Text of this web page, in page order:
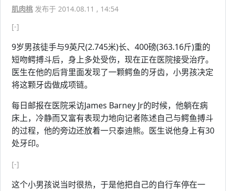
肌肉桃 发布于 2014.08.11 , 14:54
[-]
9岁男孩徒手与9英尺(2.745米)长、400磅(363.16斤)重的
短吻鳄搏斗后，身上多处受伤，现在正在医院接受治疗。
医生在他的后背里面发现了一颗鳄鱼的牙齿，小男孩决定
将这颗牙齿做成项链。
每日邮报在医院采访James Barney Jr的时候，他躺在病
床上，冷静而又富有表现力地向记者陈述自己与鳄鱼搏斗
的过程，他的旁边还放着一只泰迪熊。医生说他身上有30
处牙印。
[-]
这个小男孩说当时很热，于是他把自己的自行车停在一